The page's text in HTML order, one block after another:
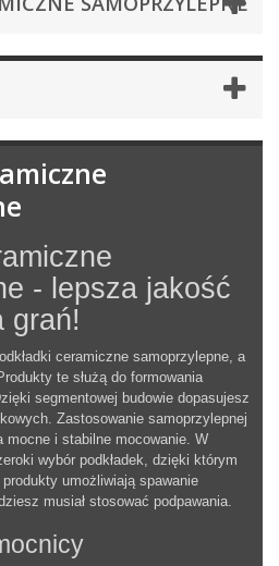
- lepsza jakość
grań!
ceramiczne samoprzylepne, a
te służą do formowania
segmentowej budowie dopasujesz
Zastosowanie samoprzylepnej
mocne i stabilne mocowanie. W
wybór podkładek, dzięki którym
umożliwiają spawanie
musiał stosować podpawania.